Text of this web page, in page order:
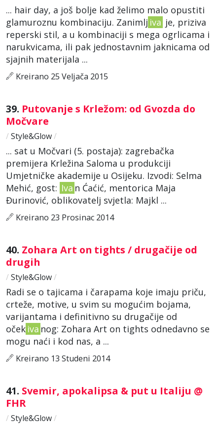
... hair day, a još bolje kad želimo malo opustiti
glamuroznu kombinaciju. Zanimlj iva je, priziva
reperski stil, a u kombinaciji s mega ogrlicama i
narukvicama, ili pak jednostavnim jaknicama od
sjajnih materijala ...
Kreirano 25 Veljača 2015
39. Putovanje s Krležom: od Gvozda do
Močvare
/ Style&Glow/
... sat u Močvari (5. postaja): zagrebačka
premijera Krležina Saloma u produkciji
Umjetničke akademije u Osijeku. Izvodi: Selma
Mehić, gost: Iva n Ćaćić, mentorica Maja
Đurinović, oblikovatelj svjetla: Majkl ...
Kreirano 23 Prosinac 2014
40. Zohara Art on tights / drugačije od
drugih
/ Style&Glow/
Radi se o tajicama i čarapama koje imaju priču,
crteže, motive, u svim su mogućim bojama,
varijantama i definitivno su drugačije od
oček iva nog: Zohara Art on tights odnedavno se
mogu naći i kod nas, a ...
Kreirano 13 Studeni 2014
41. Svemir, apokalipsa & put u Italiju @
FHR
/ Style&Glow/